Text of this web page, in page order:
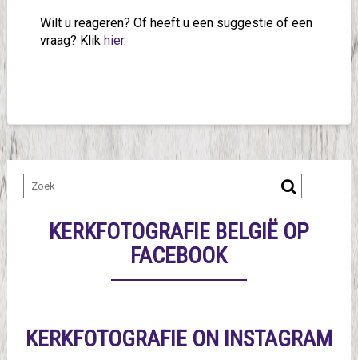
Wilt u reageren? Of heeft u een suggestie of een
vraag? Klik hier.
KERKFOTOGRAFIE BELGIË OP
FACEBOOK
KERKFOTOGRAFIE ON INSTAGRAM